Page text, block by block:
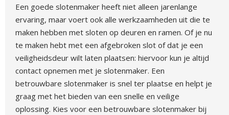
Een goede slotenmaker heeft niet alleen jarenlange
ervaring, maar voert ook alle werkzaamheden uit die te
maken hebben met sloten op deuren en ramen. Of je nu
te maken hebt met een afgebroken slot of dat je een
veiligheidsdeur wilt laten plaatsen: hiervoor kun je altijd
contact opnemen met je slotenmaker. Een
betrouwbare slotenmaker is snel ter plaatse en helpt je
graag met het bieden van een snelle en veilige
oplossing. Kies voor een betrouwbare slotenmaker bij